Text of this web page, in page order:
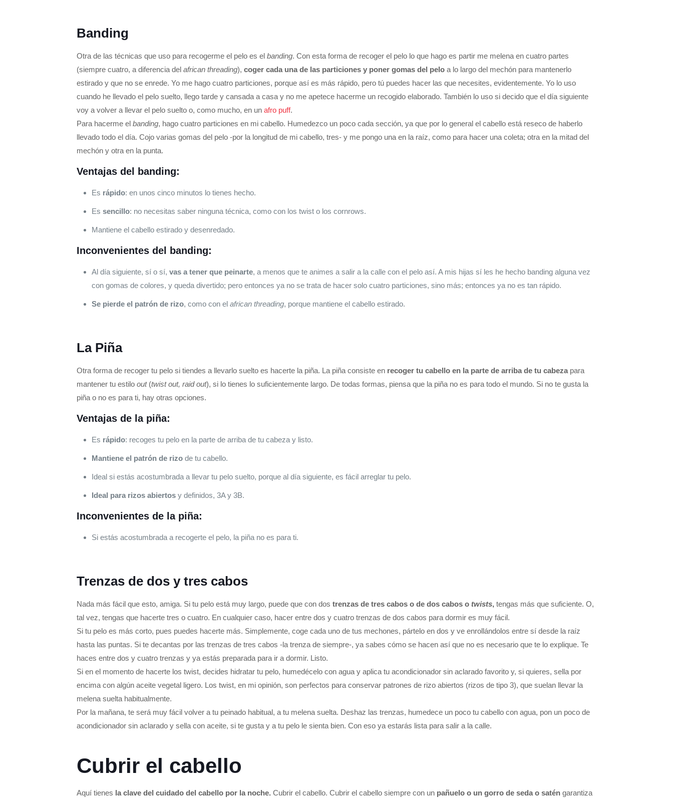
Banding
Otra de las técnicas que uso para recogerme el pelo es el banding. Con esta forma de recoger el pelo lo que hago es partir me melena en cuatro partes
(siempre cuatro, a diferencia del african threading), coger cada una de las particiones y poner gomas del peloa lo largo del mechón para mantenerlo
estirado y que no se enrede. Yo me hago cuatro particiones, porque así es más rápido, pero tú puedes hacer las que necesites, evidentemente. Yo lo uso
cuando he llevado el pelo suelto, llego tarde y cansada a casa y no me apetece hacerme un recogido elaborado. También lo uso si decido que el día siguiente
voy a volver a llevar el pelo suelto o, como mucho, en un afro puff.
Para hacerme el banding, hago cuatro particiones en mi cabello. Humedezco un poco cada sección, ya que por lo general el cabello está reseco de haberlo
llevado todo el día. Cojo varias gomas del pelo -por la longitud de mi cabello, tres- y me pongo una en la raíz, como para hacer una coleta; otra en la mitad del
mechón y otra en la punta.
Ventajas del banding:
Es rápido: en unos cinco minutos lo tienes hecho.
Es sencillo: no necesitas saber ninguna técnica, como con los twist o los cornrows.
Mantiene el cabello estirado y desenredado.
Inconvenientes del banding:
Al día siguiente, sí o sí, vas a tener que peinarte, a menos que te animes a salir a la calle con el pelo así. A mis hijas sí les he hecho banding alguna vez
con gomas de colores, y queda divertido; pero entonces ya no se trata de hacer solo cuatro particiones, sino más; entonces ya no es tan rápido.
Se pierde el patrón de rizo, como con el african threading, porque mantiene el cabello estirado.
La Piña
Otra forma de recoger tu pelo si tiendes a llevarlo suelto es hacerte la piña. La piña consiste en recoger tu cabello en la parte de arriba de tu cabezapara
mantener tu estilo out(twist out, raid out), si lo tienes lo suficientemente largo. De todas formas, piensa que la piña no es para todo el mundo. Si no te gusta la
piña o no es para ti, hay otras opciones.
Ventajas de la piña:
Es rápido: recoges tu pelo en la parte de arriba de tu cabeza y listo.
Mantiene el patrón de rizode tu cabello.
Ideal si estás acostumbrada a llevar tu pelo suelto, porque al día siguiente, es fácil arreglar tu pelo.
Ideal para rizos abiertosy definidos, 3A y 3B.
Inconvenientes de la piña:
Si estás acostumbrada a recogerte el pelo, la piña no es para ti.
Trenzas de dos y tres cabos
Nada más fácil que esto, amiga. Si tu pelo está muy largo, puede que con dos trenzas de tres cabos o de dos cabos o twists,tengas más que suficiente. O,
tal vez, tengas que hacerte tres o cuatro. En cualquier caso, hacer entre dos y cuatro trenzas de dos cabos para dormir es muy fácil.
Si tu pelo es más corto, pues puedes hacerte más. Simplemente, coge cada uno de tus mechones, pártelo en dos y ve enrollándolos entre sí desde la raíz
hasta las puntas. Si te decantas por las trenzas de tres cabos -la trenza de siempre-, ya sabes cómo se hacen así que no es necesario que te lo explique. Te
haces entre dos y cuatro trenzas y ya estás preparada para ir a dormir. Listo.
Si en el momento de hacerte los twist, decides hidratar tu pelo, humedécelo con agua y aplica tu acondicionador sin aclarado favorito y, si quieres, sella por
encima con algún aceite vegetal ligero. Los twist, en mi opinión, son perfectos para conservar patrones de rizo abiertos (rizos de tipo 3), que suelan llevar la
melena suelta habitualmente.
Por la mañana, te será muy fácil volver a tu peinado habitual, a tu melena suelta. Deshaz las trenzas, humedece un poco tu cabello con agua, pon un poco de
acondicionador sin aclarado y sella con aceite, si te gusta y a tu pelo le sienta bien. Con eso ya estarás lista para salir a la calle.
Cubrir el cabello
Aquí tienes la clave del cuidado del cabello por la noche. Cubrir el cabello. Cubrir el cabello siempre con un pañuelo o un gorro de seda o saténgarantiza